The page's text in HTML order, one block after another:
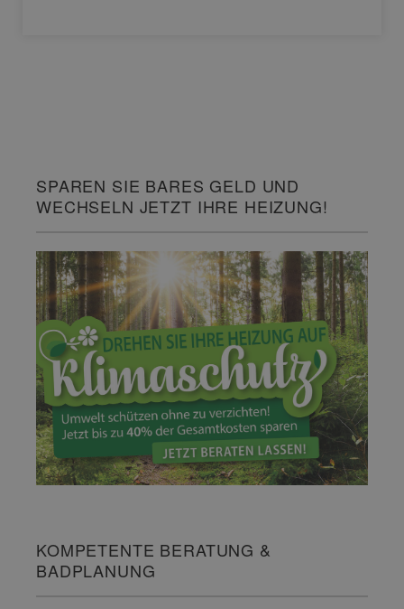
SPAREN SIE BARES GELD UND
WECHSELN JETZT IHRE HEIZUNG!
KOMPETENTE BERATUNG &
BADPLANUNG